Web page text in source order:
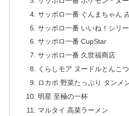
サッポロ一番 ぐんまちゃん
サッポロ一番 いいね！シリ
サッポロ一番 CupStar
サッポロ一番 久世福商店
くらしモア ヌードルとんこつ
ロカボ 野菜たっぷり タンメ
明星 至極の一杯
マルタイ 高菜ラーメン